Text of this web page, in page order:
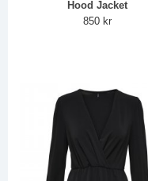
Hood Jacket
850 kr